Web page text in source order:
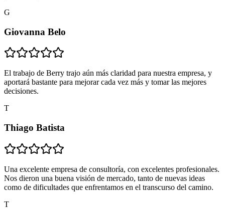
G
Giovanna Belo
El trabajo de Berry trajo aún más claridad para nuestra empresa, y
aportará bastante para mejorar cada vez más y tomar las mejores
decisiones.
T
Thiago Batista
Una excelente empresa de consultoría, con excelentes profesionales.
Nos dieron una buena visión de mercado, tanto de nuevas ideas
como de dificultades que enfrentamos en el transcurso del camino.
T